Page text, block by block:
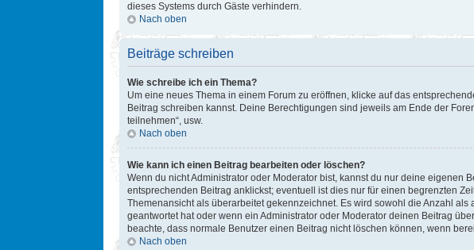
dieses Systems durch Gäste verhindern.
Nach oben
Beiträge schreiben
Wie schreibe ich ein Thema?
Um eine neues Thema in einem Forum zu eröffnen, klicke auf das
Beitrag schreiben kannst. Deine Berechtigungen sind jeweils am Ende der
teilnehmen“, usw.
Nach oben
Wie kann ich einen Beitrag bearbeiten oder löschen?
Wenn du nicht Administrator oder Moderator bist, kannst du nur deine eigenen
entsprechenden Beitrag anklickst; eventuell ist dies nur für einen begrenzten
Themenansicht als überarbeitet gekennzeichnet. Es wird sowohl die Anzahl
geantwortet hat oder wenn ein Administrator oder Moderator deinen Beitrag
beachte, dass normale Benutzer einen Beitrag nicht löschen können, wenn
Nach oben